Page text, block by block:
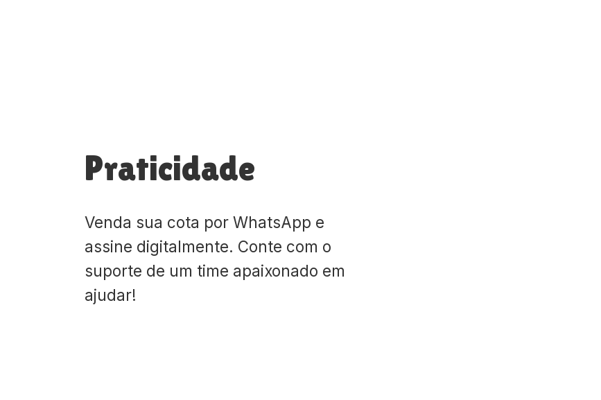
Praticidade
Venda sua cota por WhatsApp e
assine digitalmente. Conte com o
suporte de um time apaixonado em
ajudar!